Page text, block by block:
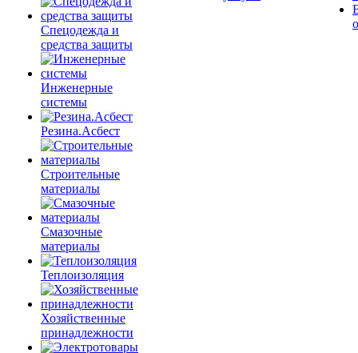
Спецодежда и
средства защиты
Инженерные
системы
Резина.Асбест
Строительные
материалы
Смазочные
материалы
Теплоизоляция
Хозяйственные
принадлежности